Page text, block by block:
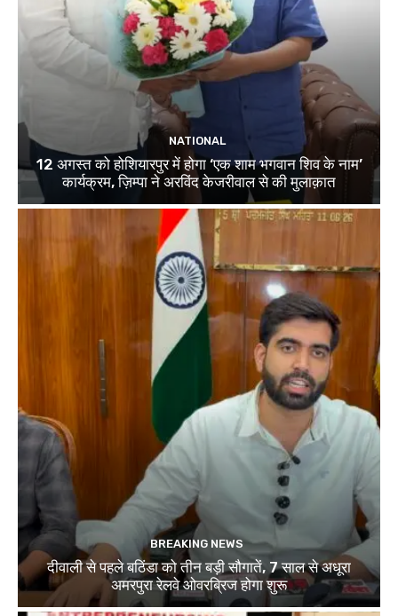
NATIONAL
12 अगस्त को होशियारपुर में होगा ‘एक शाम भगवान शिव के नाम’
कार्यक्रम, ज़िम्पा ने अरविंद केजरीवाल से की मुलाक़ात
BREAKING NEWS
दीवाली से पहले बठिंडा को तीन बड़ी सौगातें, 7 साल से अधूरा
अमरपुरा रेलवे ओवरब्रिज होगा शुरू